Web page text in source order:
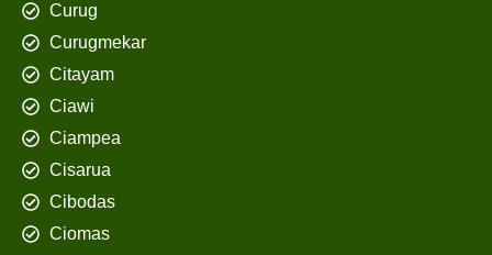
Curug
Curugmekar
Citayam
Ciawi
Ciampea
Cisarua
Cibodas
Ciomas